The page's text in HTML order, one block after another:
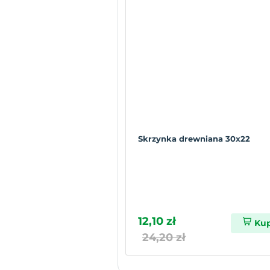
Skrzynka drewniana 30x22
12,10 zł
24,20 zł